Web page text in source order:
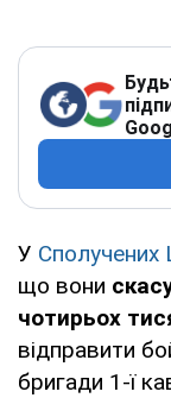
У
що вони
чотирьох
відправити
бригади 1-ї